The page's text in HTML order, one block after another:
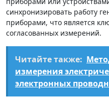
синхронизировать работу
приборами, что является
согласованных измерений.
Читайте также:
измерения
электронных